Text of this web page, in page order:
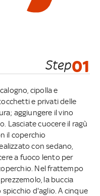
Step01
cipolla e
e privati delle
aggiungere il vino
Lasciate cuocere il ragù
il coperchio
con sedano,
a fuoco lento per
Nel frattempo
la buccia
d'aglio. A cinque